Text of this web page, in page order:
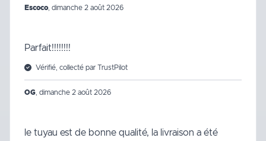
Escoco, dimanche 2 août 2026
Parfait!!!!!!!!
Vérifié, collecté par TrustPilot
OG dimanche 2 août 2026
le tuyau est de bonne qualité, la livraison a été